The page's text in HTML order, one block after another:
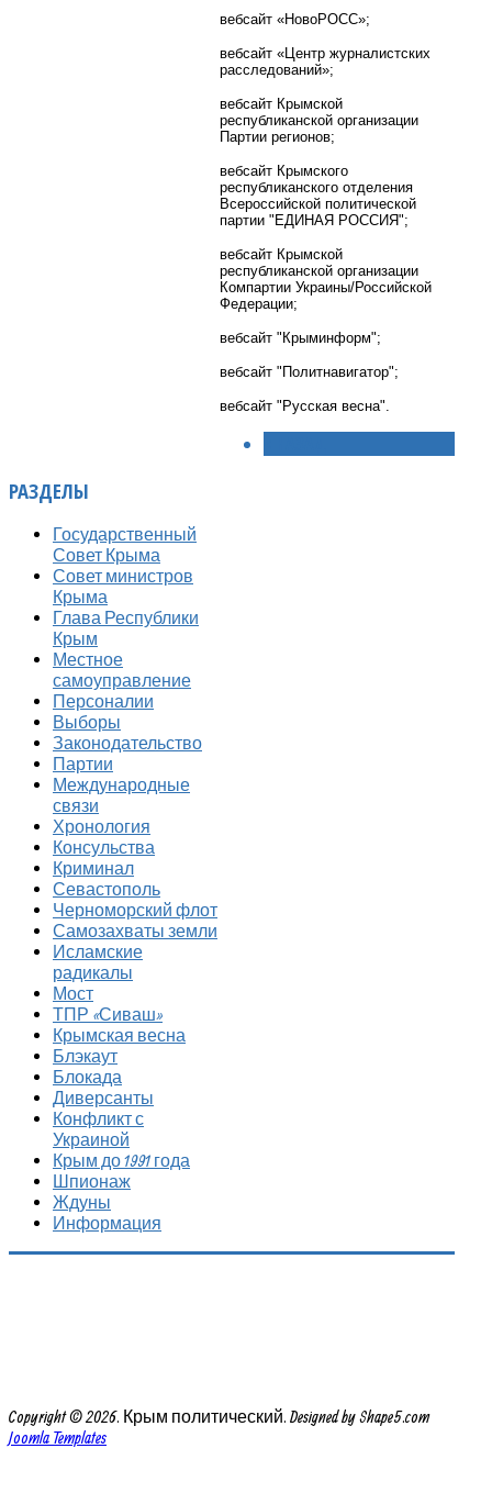
вебсайт «НовоРОСС»;
вебсайт «Центр журналистских
расследований»;
вебсайт Крымской
республиканской организации
Партии регионов;
вебсайт Крымского
республиканского отделения
Всероссийской политической
партии "ЕДИНАЯ РОССИЯ";
вебсайт Крымской
республиканской организации
Компартии Украины/Российской
Федерации;
вебсайт "Крыминформ";
вебсайт "Политнавигатор";
вебсайт "Русская весна".
РАЗДЕЛЫ
Государственный
Совет Крыма
Совет министров
Крыма
Глава Республики
Крым
Местное
самоуправление
Персоналии
Выборы
Законодательство
Партии
Международные
связи
Хронология
Консульства
Криминал
Севастополь
Черноморский флот
Самозахваты земли
Исламские
радикалы
Мост
ТПР «Сиваш»
Крымская весна
Блэкаут
Блокада
Диверсанты
Конфликт с
Украиной
Крым до 1991 года
Шпионаж
Ждуны
Информация
Copyright © 2026. Крым политический. Designed by Shape5.com
Joomla Templates